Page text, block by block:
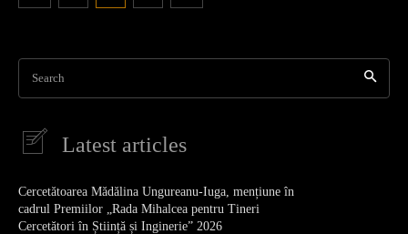
Search
Latest articles
Cercetătoarea Mădălina Ungureanu-Iuga, mențiune în
cadrul Premiilor „Rada Mihalcea pentru Tineri
Cercetători în Știință și Inginerie” 2026